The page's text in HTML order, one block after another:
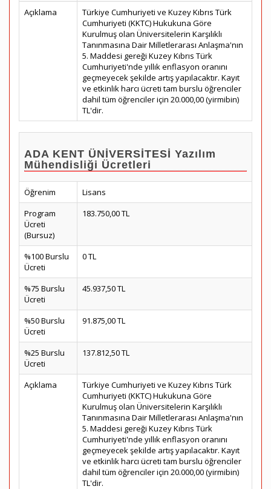
Açıklama
Türkiye Cumhuriyeti ve Kuzey Kıbrıs Türk
Cumhuriyeti (KKTC) Hukukuna Göre
Kurulmuş olan Üniversitelerin Karşılıklı
Tanınmasına Dair Milletlerarası Anlaşma'nın
5. Maddesi gereği Kuzey Kıbrıs Türk
Cumhuriyeti'nde yıllık enflasyon oranını
geçmeyecek şekilde artış yapılacaktır. Kayıt
ve etkinlik harcı ücreti tam burslu öğrenciler
dahil tüm öğrenciler için 20.000,00 (yirmibin)
TL'dir.
ADA KENT ÜNİVERSİTESİ Yazılım
Mühendisliği Ücretleri
Öğrenim
Lisans
Program
Ücreti
(Bursuz)
183.750,00 TL
%100 Burslu
Ücreti
0 TL
%75 Burslu
Ücreti
45.937,50 TL
%50 Burslu
Ücreti
91.875,00 TL
%25 Burslu
Ücreti
137.812,50 TL
Açıklama
Türkiye Cumhuriyeti ve Kuzey Kıbrıs Türk
Cumhuriyeti (KKTC) Hukukuna Göre
Kurulmuş olan Üniversitelerin Karşılıklı
Tanınmasına Dair Milletlerarası Anlaşma'nın
5. Maddesi gereği Kuzey Kıbrıs Türk
Cumhuriyeti'nde yıllık enflasyon oranını
geçmeyecek şekilde artış yapılacaktır. Kayıt
ve etkinlik harcı ücreti tam burslu öğrenciler
dahil tüm öğrenciler için 20.000,00 (yirmibin)
TL'dir.